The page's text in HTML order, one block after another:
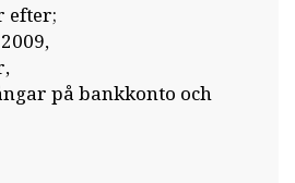
efter;
på bankkonto och